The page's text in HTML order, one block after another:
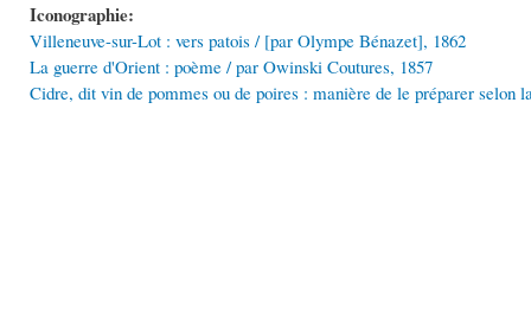
Iconographie:
Villeneuve-sur-Lot : vers patois / [par Olympe Bénazet], 1862
La guerre d'Orient : poème / par Owinski Coutures, 1857
Cidre, dit vin de pommes ou de poires : manière de le préparer selon